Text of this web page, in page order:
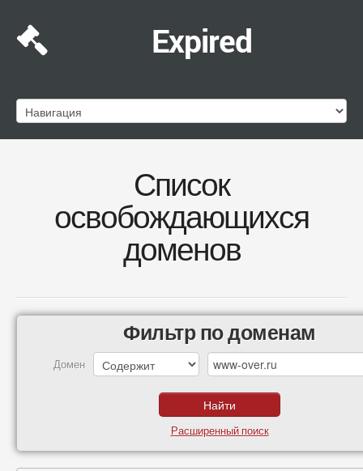
Expired
Список
освобождающихся
доменов
Фильтр по доменам
Домен
Расширенный поиск